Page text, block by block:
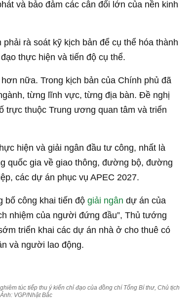
và bảo đảm các cân đối lớn của nền kinh
phải rà soát kỹ kịch bản để cụ thể hóa thành
thực hiện và tiến độ cụ thể.
nữa. Trong kịch bản của Chính phủ đã
từng lĩnh vực, từng địa bàn. Đề nghị
trực thuộc Trung ương quan tâm và triển
hiện và giải ngân đầu tư công, nhất là
quốc gia về giao thông, đường bộ, đường
các dự án phục vụ APEC 2027.
bố công khai tiến độ giải ngân dự án của
nhiệm của người đứng đầu”, Thủ tướng
triển khai các dự án nhà ở cho thuê có
và người lao động.